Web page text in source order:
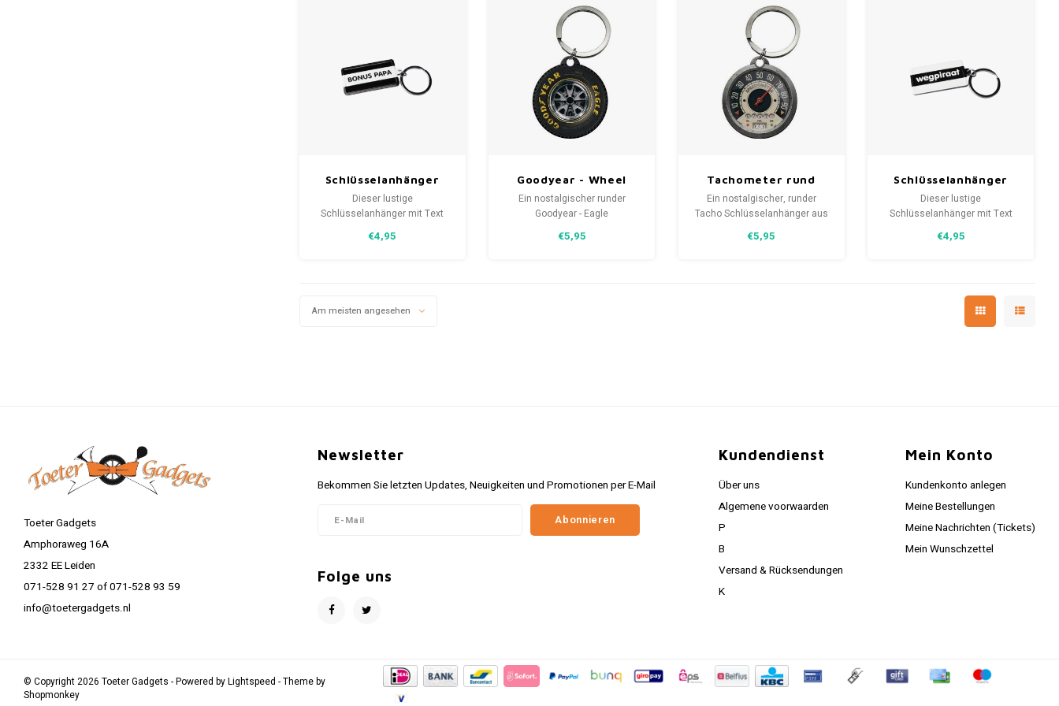
Schlüsselanhänger
Schwarz/Weiß "Bonus
Papa"
Dieser lustige
Schlüsselanhänger mit Text
schwarz-weiße Design
€4,95
Goodyear - Wheel
rund Metall
Schlüsselanhänger
Ein nostalgischer runder
Goodyear - Eagle
in Form eines Autoreifens mit
€5,95
Tachometer rund
Metall
Schlüsselanhänger
Ein nostalgischer, runder
Tacho Schlüsselanhänger aus
Kilometerzählers mit einer
€5,95
Schlüsselanhänger
Schwarz/Weiß
"Wegpiraat”
Dieser lustige
Schlüsselanhänger mit Text
schwarz-weiße Design
€4,95
Am meisten angesehen
Toeter Gadgets
Amphoraweg 16A
2332 EE Leiden
071-528 91 27 of 071-528 93 59
info@toetergadgets.nl
Newsletter
Bekommen Sie letzten Updates, Neuigkeiten und Promotionen per E-Mail
Abonnieren
Folge uns
Kundendienst
Über uns
Algemene voorwaarden
P
B
Versand & Rücksendungen
K
Mein Konto
Kundenkonto anlegen
Meine Bestellungen
Meine Nachrichten (Tickets)
Mein Wunschzettel
© Copyright 2026 Toeter Gadgets - Powered byLightspeed - Theme by
Shopmonkey